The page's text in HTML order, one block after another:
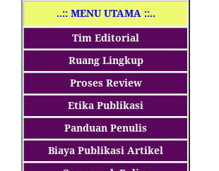
..:: MENU UTAMA ::..
Tim Editorial
Ruang Lingkup
Proses Review
Etika Publikasi
Panduan Penulis
Biaya Publikasi Artikel